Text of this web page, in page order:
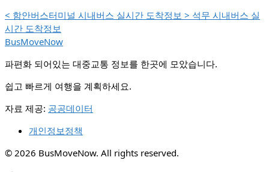
< 함안버스터미널 시내버스 실시간 도착정보 > 석무 시내버스 실
시간 도착정보
BusMoveNow
파편화 되어있는 대중교통 정보를 한곳에 모았습니다.
쉽고 빠르게 여행을 계획하세요.
자료 제공: 공공데이터
개인정보정책
© 2026 BusMoveNow. All rights reserved.